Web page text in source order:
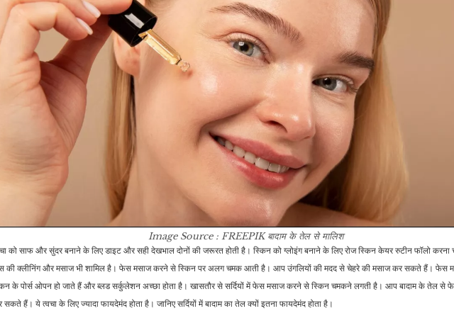
Image Source : FREEPIKबादाम के तेल से मालिश
को साफ और सुंदर बनाने के लिए डाइट और सही देखभाल दोनों की जरूरत होती है। स्किन को ग्लोइंग बनाने के लिए रोज स्किन केयर रुटीन फॉलो करना
की क्लीनिंग और मसाज भी शामिल है। फेस मसाज करने से स्किन पर अलग चमक आती है। आप उंगलियों की मदद से चेहरे की मसाज कर सकते हैं। फेस
के पोर्स ओपन हो जाते हैं और ब्लड सर्कुलेशन अच्छा होता है। खासतौर से सर्दियों में फेस मसाज करने से स्किन चमकने लगती है। आप बादाम के तेल से
सकते हैं। ये त्वचा के लिए ज्यादा फायदेमंद होता है। जानिए सर्दियों में बादाम का तेल क्यों इतना फायदेमंद होता है।
व्यापार
आधे से ज्यादा भारतीय परिवार
पी रहे सॉफ्ट ड्रिंक, हर 4 में
मल्लिकार्जुन खरगे ने महाराष्ट्र
में हार की क्या वजह बताई?…
एशिया कप फाइनल से पहले
के कारण…
जीवन शैली
IND Vs NZ: टीम इंडिया
ने फाइनल में मारी एंट्री, 12
साल बाद…
भारत के बाद अब इस टीम ने
किया ट्राई सीरीज के लिए
अपने…
व्यापार
सरकार ने टेस्ला के सीईओ
एलन मस्क सहित अन्य EV
कंपनियों को…
फ्रांस में मिला दुनिया का सबसे
बड़ा ‘सफेद…
इंडिया
खरगे बोले- मोदी को सत्ता से
हटाने से पहले नहीं मरूंगा,
पीएम…
करीना कपूर के बेटे तैमूर और
जेह का है रबींद्रनाथ टैगोर से…